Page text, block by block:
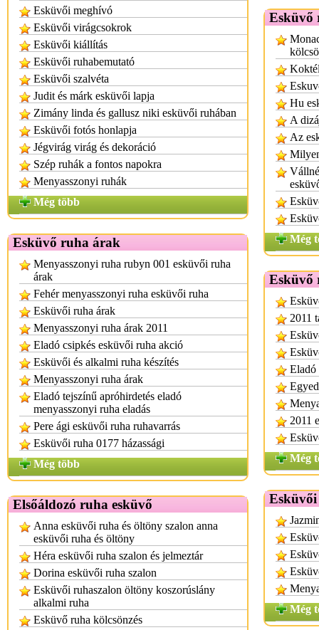
Esküvői meghívó
Esküvői virágcsokrok
Esküvői kiállítás
Esküvői ruhabemutató
Esküvői szalvéta
Judit és márk esküvői lapja
Zimány linda és gallusz niki esküvői ruhában
Esküvői fotós honlapja
Jégvirág virág és dekoráció
Szép ruhák a fontos napokra
Menyasszonyi ruhák
Még több
Esküvő ruha árak
Menyasszonyi ruha rubyn 001 esküvői ruha
árak
Fehér menyasszonyi ruha esküvői ruha
Esküvői ruha árak
Menyasszonyi ruha árak 2011
Eladó csipkés esküvői ruha akció
Esküvői és alkalmi ruha készítés
Menyasszonyi ruha árak
Eladó tejszínű apróhirdetés eladó
menyasszonyi ruha eladás
Pere ági esküvői ruha ruhavarrás
Esküvői ruha 0177 házassági
Még több
Elsőáldozó ruha esküvő
Anna esküvői ruha és öltöny szalon anna
esküvői ruha és öltöny
Héra esküvői ruha szalon és jelmeztár
Dorina esküvői ruha szalon
Esküvői ruhaszalon öltöny koszorúslány
alkalmi ruha
Esküvő ruha kölcsönzés
Esküvő
Hu
A
Az
Még
Esküvő
2011
Eladó
2011
Még
Esküvői
Még